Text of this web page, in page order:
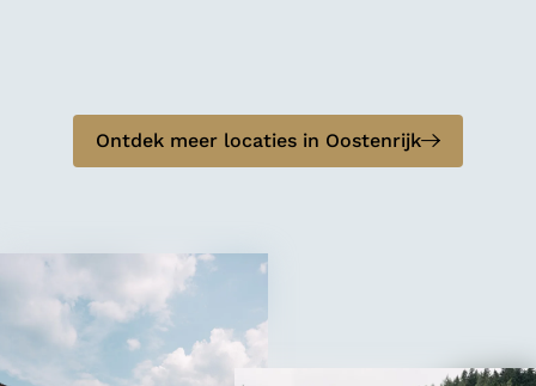
Ontdek meer locaties in Oostenrijk